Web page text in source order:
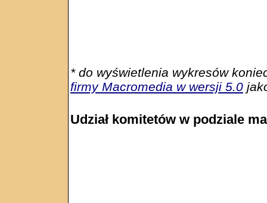
* do wyświetlenia wykresów
firmy Macromedia w wersji 5.0
Udział komitetów w podziale